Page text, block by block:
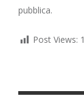
pubblica.
Post Views: